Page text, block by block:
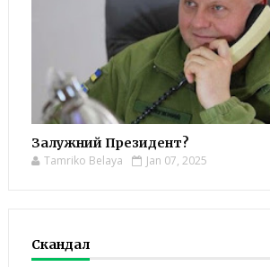
Залужний Президент?
Tamriko Belaya Jan 07, 2025
Скандал